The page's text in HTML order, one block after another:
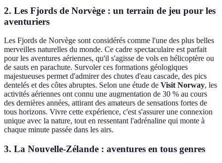
2. Les Fjords de Norvège : un terrain de jeu pour les
aventuriers
Les Fjords de Norvège sont considérés comme l'une des plus belles
merveilles naturelles du monde. Ce cadre spectaculaire est parfait
pour les aventures aériennes, qu'il s'agisse de vols en hélicoptère ou
de sauts en parachute. Survoler ces formations géologiques
majestueuses permet d'admirer des chutes d'eau cascade, des pics
dentelés et des côtes abruptes. Selon une étude de Visit Norway, les
activités aériennes ont connu une augmentation de 30 % au cours
des dernières années, attirant des amateurs de sensations fortes de
tous horizons. Vivre cette expérience, c'est s'assurer une connexion
unique avec la nature, tout en ressentant l'adrénaline qui monte à
chaque minute passée dans les airs.
3. La Nouvelle-Zélande : aventures en tous genres